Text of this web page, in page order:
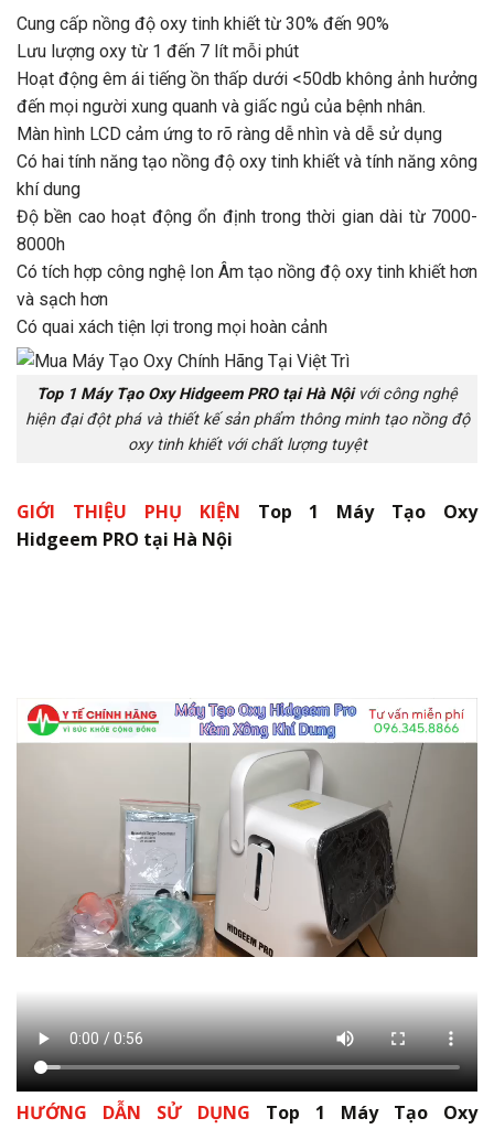
Cung cấp nồng độ oxy tinh khiết từ 30% đến 90%
Lưu lượng oxy từ 1 đến 7 lít mỗi phút
Hoạt động êm ái tiếng ồn thấp dưới <50db không ảnh hưởng
đến mọi người xung quanh và giấc ngủ của bệnh nhân.
Màn hình LCD cảm ứng to rõ ràng dễ nhìn và dễ sử dụng
Có hai tính năng tạo nồng độ oxy tinh khiết và tính năng xông
khí dung
Độ bền cao hoạt động ổn định trong thời gian dài từ 7000-
8000h
Có tích hợp công nghệ Ion Âm tạo nồng độ oxy tinh khiết hơn
và sạch hơn
Có quai xách tiện lợi trong mọi hoàn cảnh
Top 1 Máy Tạo Oxy Hidgeem PRO tại Hà Nội với công nghệ
hiện đại đột phá và thiết kế sản phẩm thông minh tạo nồng độ
oxy tinh khiết với chất lượng tuyệt
GIỚI THIỆU PHỤ KIỆN Top 1 Máy Tạo Oxy
Hidgeem PRO tại Hà Nội
HƯỚNG DẪN SỬ DỤNG Top 1 Máy Tạo Oxy